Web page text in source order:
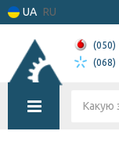
UA RU
(050)
(068)